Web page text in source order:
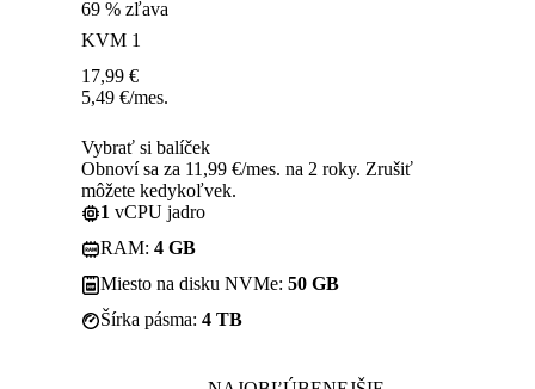
69 % zľava
KVM 1
17,99 €
5,49 €/mes.
Vybrať si balíček
Obnoví sa za 11,99 €/mes. na 2 roky. Zrušiť
môžete kedykoľvek.
1 vCPU jadro
RAM: 4 GB
Miesto na disku NVMe: 50 GB
Šírka pásma: 4 TB